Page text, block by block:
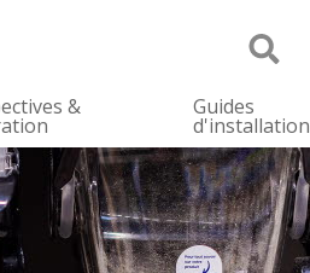
& Guides
d'installation